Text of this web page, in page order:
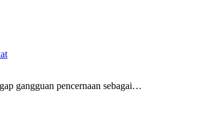
gangguan pencernaan sebagai…